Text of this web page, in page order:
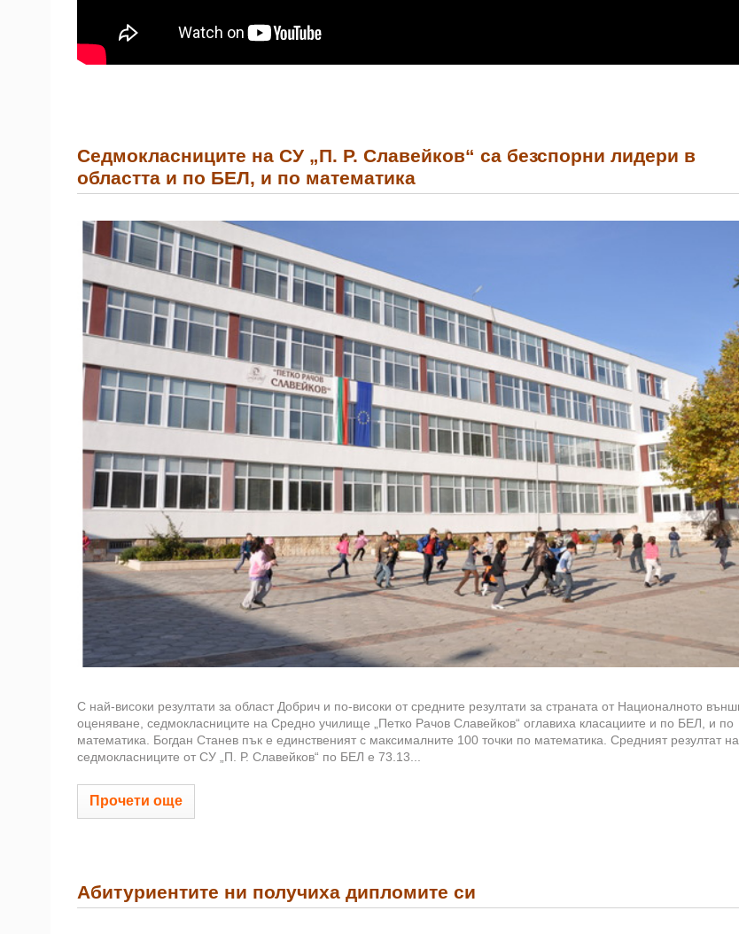
Седмокласниците на СУ „П. Р. Славейков“ са безспорни лидери в
областта и по БЕЛ, и по математика
С най-високи резултати за област Добрич и по-високи от средните резултати за страната от Националното
оценяване, седмокласниците на Средно училище „Петко Рачов Славейков“ оглавиха класациите и по БЕЛ, и по
математика. Богдан Станев пък е единственият с максималните 100 точки по математика. Средният резултат на
седмокласниците от СУ „П. Р. Славейков“ по БЕЛ е 73.13...
Прочети още
Абитуриентите ни получиха дипломите си